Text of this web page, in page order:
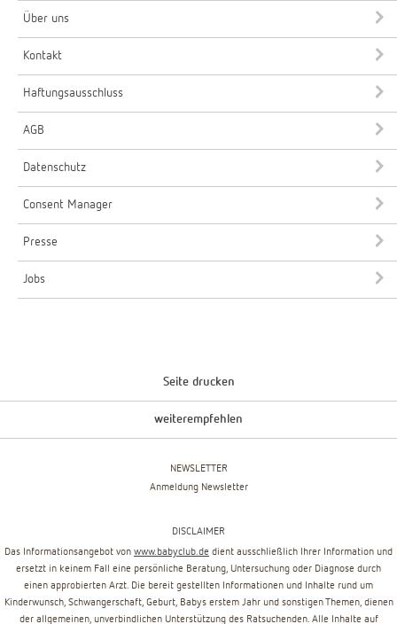
Über uns
Kontakt
Haftungsausschluss
AGB
Datenschutz
Consent Manager
Presse
Jobs
Seite drucken
weiterempfehlen
NEWSLETTER
Anmeldung Newsletter
DISCLAIMER
Das Informationsangebot von www.babyclub.de dient ausschließlich Ihrer Information und
ersetzt in keinem Fall eine persönliche Beratung, Untersuchung oder Diagnose durch
einen approbierten Arzt. Die bereit gestellten Informationen und Inhalte rund um
Kinderwunsch, Schwangerschaft, Geburt, Babys erstem Jahr und sonstigen Themen, dienen
der allgemeinen, unverbindlichen Unterstützung des Ratsuchenden. Alle Inhalte auf